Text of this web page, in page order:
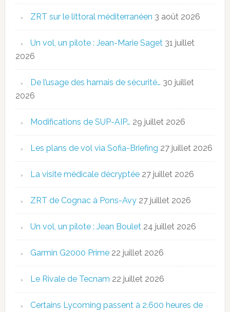
ZRT sur le littoral méditerranéen 3 août 2026
Un vol, un pilote : Jean-Marie Saget 31 juillet
2026
De l’usage des harnais de sécurité… 30 juillet
2026
Modifications de SUP-AIP… 29 juillet 2026
Les plans de vol via Sofia-Briefing 27 juillet 2026
La visite médicale décryptée 27 juillet 2026
ZRT de Cognac à Pons-Avy 27 juillet 2026
Un vol, un pilote : Jean Boulet 24 juillet 2026
Garmin G2000 Prime 22 juillet 2026
Le Rivale de Tecnam 22 juillet 2026
Certains Lycoming passent à 2.600 heures de